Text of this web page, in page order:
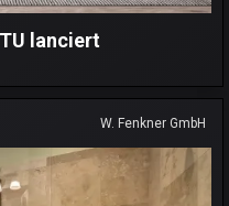
lanciert
W. Fenkner GmbH